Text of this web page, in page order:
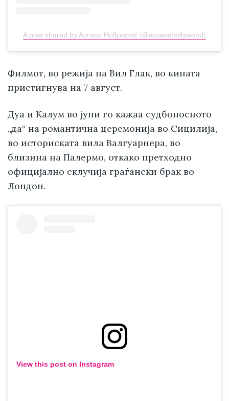
A post shared by Access Hollywood (@accesshollywood)
Филмот, во режија на Вил Глак, во кината
пристигнува на 7 август.
Дуа и Калум во јуни го кажаа судбоносното
„да“ на романтична церемонија во Сицилија,
во историската вила Валгуарнера, во
близина на Палермо, откако претходно
официјално склучија граѓански брак во
Лондон.
View this post on Instagram